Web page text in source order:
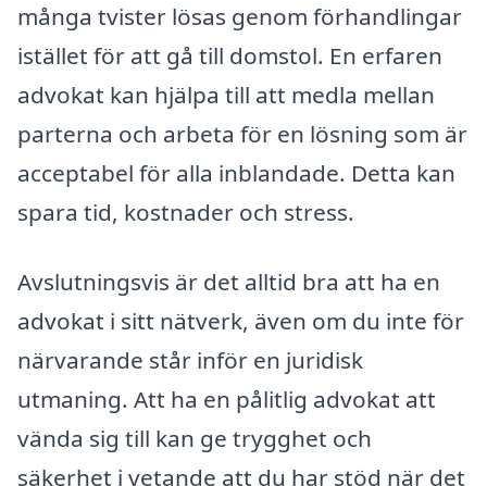
många tvister lösas genom förhandlingar
istället för att gå till domstol. En erfaren
advokat kan hjälpa till att medla mellan
parterna och arbeta för en lösning som är
acceptabel för alla inblandade. Detta kan
spara tid, kostnader och stress.
Avslutningsvis är det alltid bra att ha en
advokat i sitt nätverk, även om du inte för
närvarande står inför en juridisk
utmaning. Att ha en pålitlig advokat att
vända sig till kan ge trygghet och
säkerhet i vetande att du har stöd när det